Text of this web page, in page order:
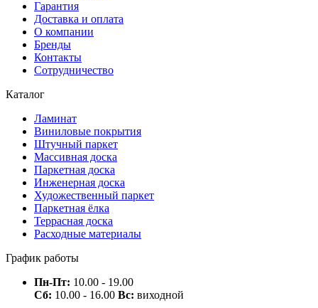
Гарантия
Доставка и оплата
О компании
Бренды
Контакты
Сотрудничество
Каталог
Ламинат
Виниловые покрытия
Штучный паркет
Массивная доска
Паркетная доска
Инженерная доска
Художественный паркет
Паркетная ёлка
Террасная доска
Расходные материалы
График работы
Пн-Пт: 10.00 - 19.00
Сб: 10.00 - 16.00 Вс: виходной